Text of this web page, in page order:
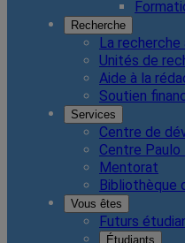
Recherche
La
Unités de
Aide à la
Soutien
Services
Centre de
Centre Paulo
Mentorat
Bibliothèque
Vous êtes
Futurs
Étudiants